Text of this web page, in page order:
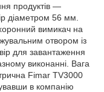
продуктів —
діаметром 56 мм.
вимикач на
отвором із
для завантаження
виконанні. Вага
Fimar TV3000
в компанію